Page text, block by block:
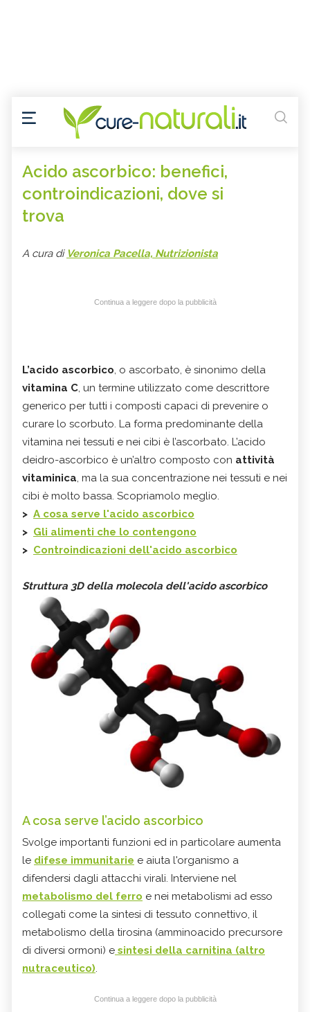
Acido ascorbico: benefici,
controindicazioni, dove si
trova
A cura di Veronica Pacella, Nutrizionista
Continua a leggere dopo la pubblicità
L’acido ascorbico, o ascorbato, è sinonimo della
vitamina C, un termine utilizzato come descrittore
generico per tutti i composti capaci di prevenire o
curare lo scorbuto. La forma predominante della
vitamina nei tessuti e nei cibi è l’ascorbato. L’acido
deidro-ascorbico è un’altro composto con attività
vitaminica, ma la sua concentrazione nei tessuti e nei
cibi è molto bassa. Scopriamolo meglio.
> A cosa serve l'acido ascorbico
> Gli alimenti che lo contengono
> Controindicazioni dell'acido ascorbico
Struttura 3D della molecola dell'acido ascorbico
A cosa serve l’acido ascorbico
Svolge importanti funzioni ed in particolare aumenta
le difese immunitarie e aiuta l'organismo a
difendersi dagli attacchi virali. Interviene nel
metabolismo del ferro e nei metabolismi ad esso
collegati come la sintesi di tessuto connettivo, il
metabolismo della tirosina (amminoacido precursore
di diversi ormoni) e sintesi della carnitina (altro
nutraceutico).
Continua a leggere dopo la pubblicità